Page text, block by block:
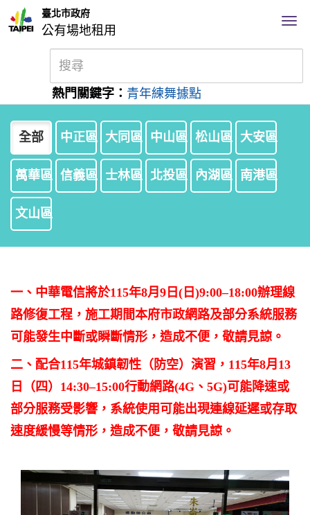
臺北市政府
公有場地租用
熱門關鍵字： 青年練舞據點
全部 中正區 大同區 中山區 松山區 大安區
萬華區 信義區 士林區 北投區 內湖區 南港區
文山區
一、中華電信將於115年8月9日(日)9:00–18:00辦理線
路修復工程，施工期間本府市政網路及部分系統服務
可能發生中斷或瞬斷情形，造成不便，敬請見諒。
二、配合115年城鎮韌性（防空）演習，115年8月13
日（四）14:30–15:00行動網路(4G、5G)可能降速或
部分服務受影響，系統使用可能出現連線延遲或存取
速度緩慢等情形，造成不便，敬請見諒。